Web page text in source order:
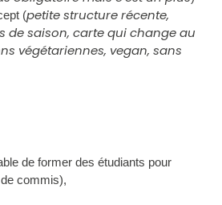
(petite structure récente,
de saison, carte qui change au
végétariennes, vegan, sans
de former des étudiants pour
commis),